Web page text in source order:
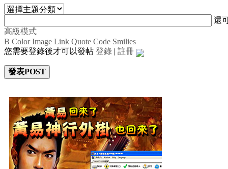
還
高級模式
B Color Image Link Quote Code Smilies
您需要登錄後才可以發帖 登錄 | 註冊
發表POST